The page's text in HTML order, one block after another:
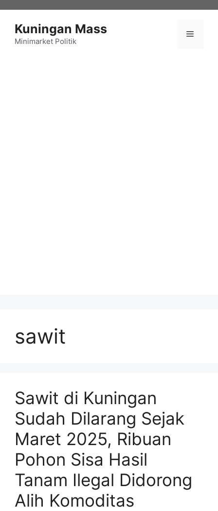
Kuningan Mass
Minimarket Politik
Menu
sawit
Sawit di Kuningan
Sudah Dilarang Sejak
Maret 2025, Ribuan
Pohon Sisa Hasil
Tanam Ilegal Didorong
Alih Komoditas